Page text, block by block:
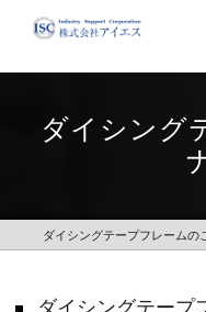
ダイシング
ダイシングテー